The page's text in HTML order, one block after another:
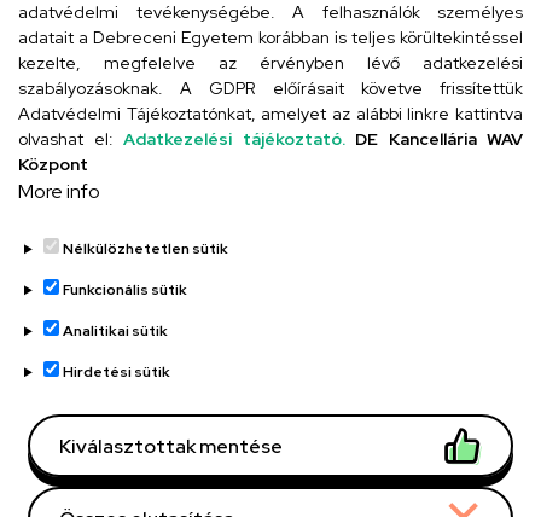
Szervezeti telefonkönyv
UD telefonkönyv
Adatvédelem
Adatvédelem
Régi oldal
Technikai információk
adatvédelmi tevékenységébe. A felhasználók személyes
adatait a Debreceni Egyetem korábban is teljes körültekintéssel
kezelte, megfelelve az érvényben lévő adatkezelési
szabályozásoknak. A GDPR előírásait követve frissítettük
Adatvédelmi Tájékoztatónkat, amelyet az alábbi linkre kattintva
olvashat el: Adatkezelési tájékoztató. DE Kancellária WAV
Központ
More info
Nélkülözhetetlen sütik
Funkcionális sütik
Analitikai sütik
Hirdetési sütik
Kiválasztottak mentése